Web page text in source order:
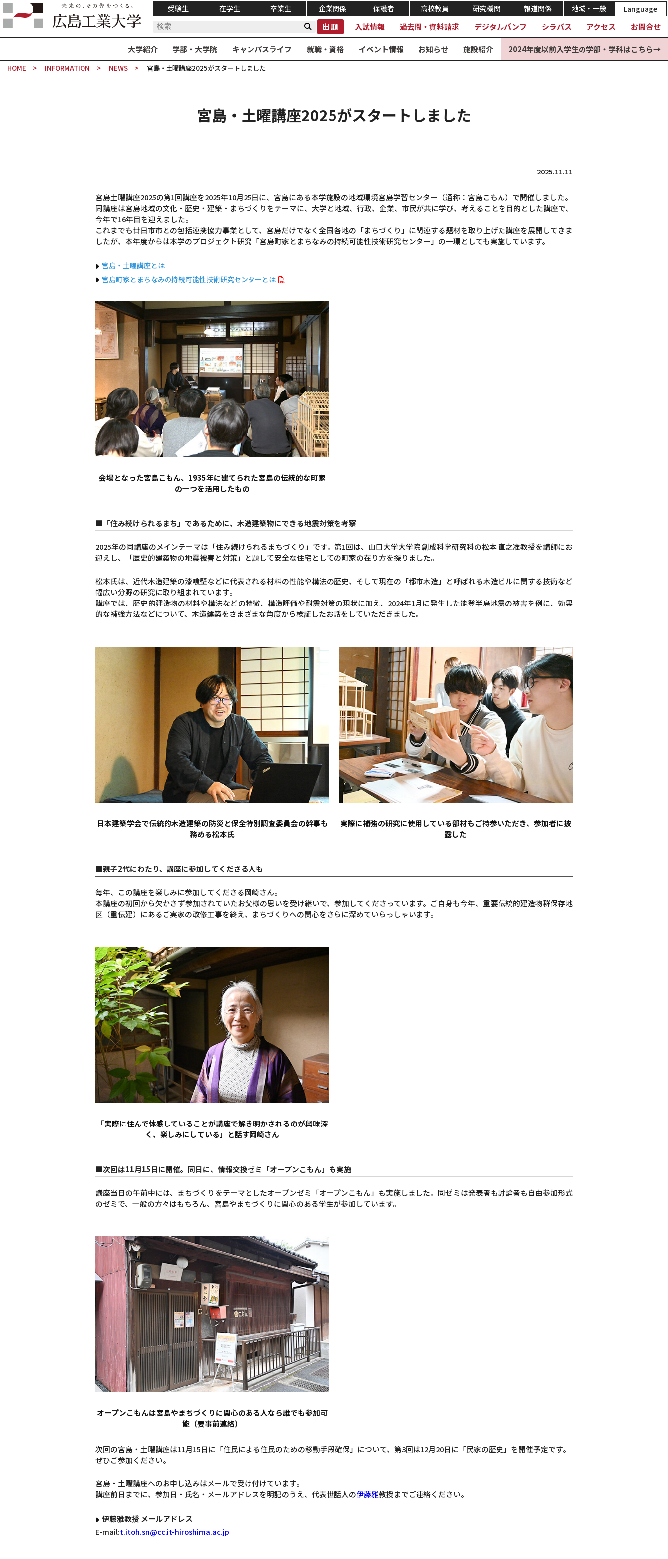
受験生 在学生 卒業生 企業関係 保護者 高校教員 研究機関 報道関係 地域・一般 Language
出願 入試情報 過去問・資料請求 デジタルパンフ シラバス アクセス お問合せ
大学紹介 学部・大学院 キャンパスライフ 就職・資格 イベント情報 お知らせ 施設紹介 2024年度以前入学生の学部・学科はこちら→
HOME INFORMATION NEWS 宮島・土曜講座2025がスタートしました
宮島・土曜講座2025がスタートしました
2025.11.11
宮島土曜講座2025の第1回講座を2025年10月25日に、宮島にある本学施設の地域環境宮島学習センター（通称：宮島こもん）で開催しました。
同講座は宮島地域の文化・歴史・建築・まちづくりをテーマに、大学と地域、行政、企業、市民が共に学び、考えることを目的とした講座で、
今年で16年目を迎えました。
これまでも廿日市市との包括連携協力事業として、宮島だけでなく全国各地の「まちづくり」に関連する題材を取り上げた講座を展開してきま
したが、本年度からは本学のプロジェクト研究「宮島町家とまちなみの持続可能性技術研究センター」の一環としても実施しています。
宮島・土曜講座とは
宮島町家とまちなみの持続可能性技術研究センターとは
会場となった宮島こもん、1935年に建てられた宮島の伝統的な町家
の一つを活用したもの
■「住み続けられるまち」であるために、木造建築物にできる地震対策を考察
2025年の同講座のメインテーマは「住み続けられるまちづくり」です。第1回は、山口大学大学院 創成科学研究科の松本 直之准教授を講師にお
迎えし、「歴史的建築物の地震被害と対策」と題して安全な住宅としての町家の在り方を探りました。
松本氏は、近代木造建築の漆喰壁などに代表される材料の性能や構法の歴史、そして現在の「都市木造」と呼ばれる木造ビルに関する技術など
幅広い分野の研究に取り組まれています。
講座では、歴史的建造物の材料や構法などの特徴、構造評価や耐震対策の現状に加え、2024年1月に発生した能登半島地震の被害を例に、効果
的な補強方法などについて、木造建築をさまざまな角度から検証したお話をしていただきました。
日本建築学会で伝統的木造建築の防災と保全特別調査委員会の幹事も
務める松本氏
実際に補強の研究に使用している部材もご持参いただき、参加者に披
露した
■親子2代にわたり、講座に参加してくださる人も
毎年、この講座を楽しみに参加してくださる岡崎さん。
本講座の初回から欠かさず参加されていたお父様の思いを受け継いで、参加してくださっています。ご自身も今年、重要伝統的建造物群保存地
区（重伝建）にあるご実家の改修工事を終え、まちづくりへの関心をさらに深めていらっしゃいます。
「実際に住んで体感していることが講座で解き明かされるのが興味深
く、楽しみにしている」と話す岡崎さん
■次回は11月15日に開催。同日に、情報交換ゼミ「オープンこもん」も実施
講座当日の午前中には、まちづくりをテーマとしたオープンゼミ「オープンこもん」も実施しました。同ゼミは発表者も討論者も自由参加形式
のゼミで、一般の方々はもちろん、宮島やまちづくりに関心のある学生が参加しています。
オープンこもんは宮島やまちづくりに関心のある人なら誰でも参加可
能（要事前連絡）
次回の宮島・土曜講座は11月15日に「住民による住民のための移動手段確保」について、第3回は12月20日に「民家の歴史」を開催予定です。
ぜひご参加ください。
宮島・土曜講座へのお申し込みはメールで受け付けています。
講座前日までに、参加日・氏名・メールアドレスを明記のうえ、代表世話人の伊藤雅教授までご連絡ください。
伊藤雅教授 メールアドレス
E-mail:t.itoh.sn@cc.it-hiroshima.ac.jp